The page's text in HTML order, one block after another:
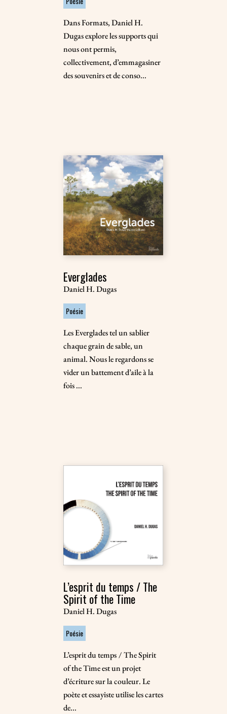
Dans Formats, Daniel H.
Dugas explore les supports qui
nous ont permis,
collectivement, d’emmagasiner
des souvenirs et de conso...
Everglades
Daniel H. Dugas
Poésie
Les Everglades tel un sablier
chaque grain de sable, un
animal. Nous le regardons se
vider un battement d’aile à la
fois ...
L’esprit du temps / The
Spirit of the Time
Daniel H. Dugas
Poésie
L’esprit du temps / The Spirit
of the Time est un projet
d’écriture sur la couleur. Le
poète et essayiste utilise les cartes
de...